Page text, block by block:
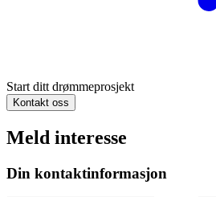
Start ditt drømmeprosjekt
Kontakt oss
Meld interesse
Din kontaktinformasjon